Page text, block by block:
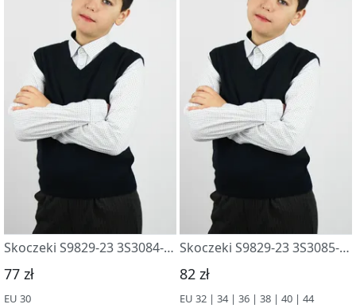
Skoczeki S9829-23 3S3084-D43 m. sinij
77 zł
EU 30
Skoczeki S9829-23 3S3085-D43 m. sinij
82 zł
EU 32 | 34 | 36 | 38 | 40 | 44